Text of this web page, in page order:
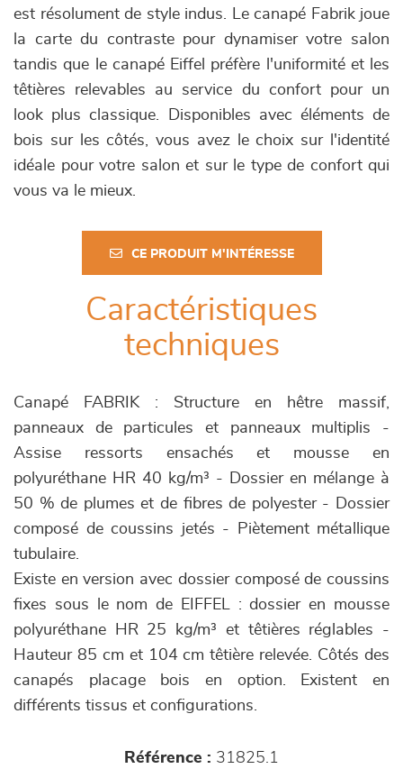
est résolument de style indus. Le canapé Fabrik joue
la carte du contraste pour dynamiser votre salon
tandis que le canapé Eiffel préfère l'uniformité et les
têtières relevables au service du confort pour un
look plus classique. Disponibles avec éléments de
bois sur les côtés, vous avez le choix sur l'identité
idéale pour votre salon et sur le type de confort qui
vous va le mieux.
CE PRODUIT M'INTÉRESSE
Caractéristiques
techniques
Canapé FABRIK : Structure en hêtre massif,
panneaux de particules et panneaux multiplis -
Assise ressorts ensachés et mousse en
polyuréthane HR 40 kg/m³ - Dossier en mélange à
50 % de plumes et de fibres de polyester - Dossier
composé de coussins jetés - Piètement métallique
tubulaire.
Existe en version avec dossier composé de coussins
fixes sous le nom de EIFFEL : dossier en mousse
polyuréthane HR 25 kg/m³ et têtières réglables -
Hauteur 85 cm et 104 cm têtière relevée. Côtés des
canapés placage bois en option. Existent en
différents tissus et configurations.
Référence : 31825.1